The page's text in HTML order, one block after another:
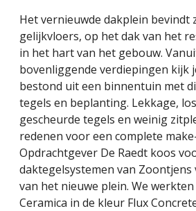
Het vernieuwde dakplein bevindt
gelijkvloers, op het dak van het
in het hart van het gebouw.
bovenliggende verdiepingen kijk
bestond uit een binnentuin met
tegels en beplanting. Lekkage,
gescheurde tegels en weinig
redenen voor een complete
Opdrachtgever De Raedt koos
daktegelsystemen van Zoontjens
van het nieuwe plein. We
Ceramica in de kleur Flux